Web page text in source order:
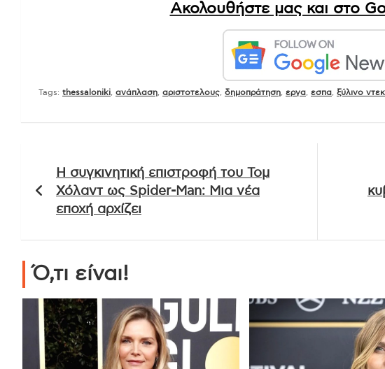
Ακολουθήστε μας και στο
Tags: thessaloniki ανάπλαση αριστοτελους δημοπράτηση εργα εσπα ξύλινο ντεκ
άρθρων
Η συγκινητική επιστροφή του Τομ
Χόλαντ ως Spider-Man: Μια νέα
εποχή αρχίζει
Ό,τι είναι!